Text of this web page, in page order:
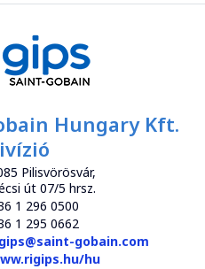
Hungary Kft.
Pilisvörösvár,
út 07/5 hrsz.
1 296 0500
1 295 0662
gobain.com
hu